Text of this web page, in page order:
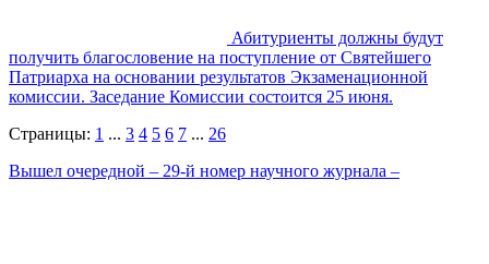
Абитуриенты должны будут
получить благословение на поступление от Святейшего
Патриарха на основании результатов Экзаменационной
комиссии. Заседание Комиссии состоится 25 июня.
Страницы: 1 ... 3 4 5 6 7 ... 26
Вышел очередной – 29-й номер научного журнала –